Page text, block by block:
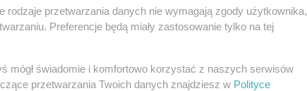
funkcją? Co inwestor musi
rodzaje przetwarzania danych nie wymagają zgody użytkownika,
Preferencje będą miały zastosowanie tylko na tej
mógł świadomie i komfortowo korzystać z naszych serwisów
przetwarzania Twoich danych znajdziesz w Polityce